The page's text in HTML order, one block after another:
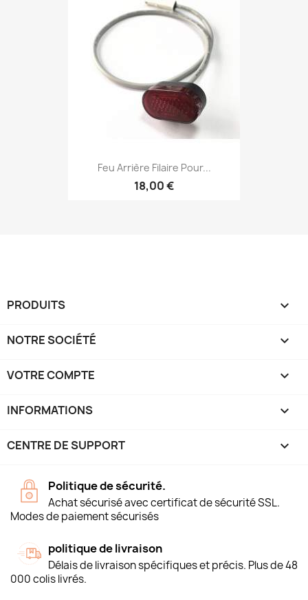
Feu Arrière Filaire Pour...
18,00 €
PRODUITS 
NOTRE SOCIÉTÉ 
VOTRE COMPTE 
INFORMATIONS keyboard_arrow_down
CENTRE DE SUPPORT 
Politique de sécurité.
Achat sécurisé avec certificat de sécurité SSL.
Modes de paiement sécurisés
politique de livraison
Délais de livraison spécifiques et précis. Plus de 48
000 colis livrés.